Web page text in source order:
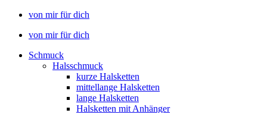
von mir für dich
von mir für dich
Schmuck
Halsschmuck
kurze Halsketten
mittellange Halsketten
lange Halsketten
Halsketten mit Anhänger